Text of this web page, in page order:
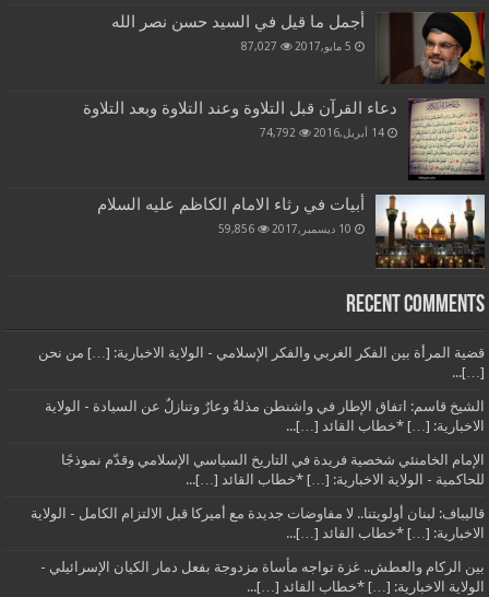
أجمل ما قيل في السيد حسن نصر الله
5 مايو,2017 87,027
دعاء القرآن قبل التلاوة وعند التلاوة وبعد التلاوة
14 أبريل,2016 74,792
أبيات في رثاء الامام الكاظم عليه السلام
10 ديسمبر,2017 59,856
Recent Comments
قضية المرأة بين الفكر الغربي والفكر الإسلامي - الولاية الاخبارية: […] من نحن
[…]...
الشيخ قاسم: اتفاق الإطار في واشنطن مذلةٌ وعارٌ وتنازلٌ عن السيادة - الولاية
الاخبارية: […] *خطاب القائد […]...
الإمام الخامنئي شخصية فريدة في التاريخ السياسي الإسلامي وقدّم نموذجًا
للحاكمية - الولاية الاخبارية: […] *خطاب القائد […]...
قاليباف: لبنان أولويتنا.. لا مفاوضات جديدة مع أميركا قبل الالتزام الكامل - الولاية
الاخبارية: […] *خطاب القائد […]...
بين الركام والعطش.. غزة تواجه مأساة مزدوجة بفعل دمار الكيان الإسرائيلي -
الولاية الاخبارية: […] *خطاب القائد […]...